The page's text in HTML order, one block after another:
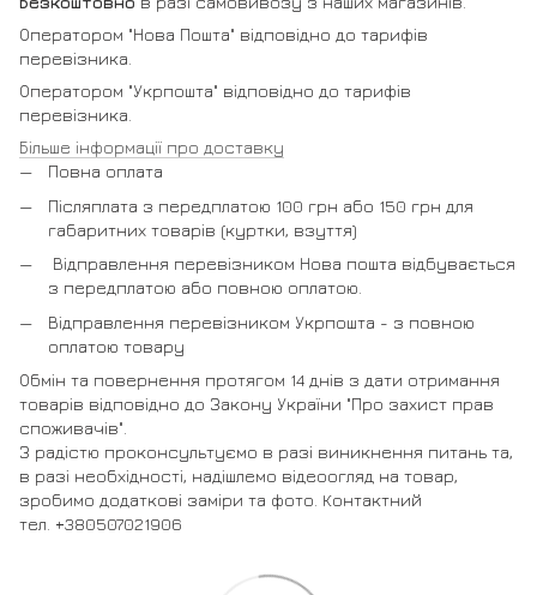
Оператором "Нова Пошта" відповідно до тарифів
перевізника.
Оператором "Укрпошта" відповідно до тарифів
перевізника.
Більше інформації про доставку
Повна оплата
Післяплата з передплатою 100 грн або 150 грн для
габаритних товарів (куртки, взуття)
Відправлення перевізником Нова пошта відбувається
з передплатою або повною оплатою.
Відправлення перевізником Укрпошта - з повною
оплатою товару
Обмін та повернення протягом 14 днів з дати отримання
товарів відповідно до Закону України "Про захист прав
споживачів".
З радістю проконсультуємо в разі виникнення питань та,
в разі необхідності, надішлемо відеоогляд на товар,
зробимо додаткові заміри та фото. Контактний
тел. +380507021906